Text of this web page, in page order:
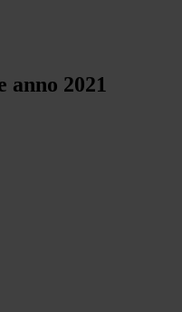
anno 2021